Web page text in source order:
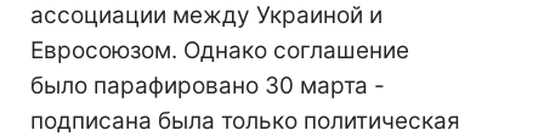
ассоциации между Украиной и
Евросоюзом. Однако соглашение
было парафировано 30 марта -
подписана была только политическая